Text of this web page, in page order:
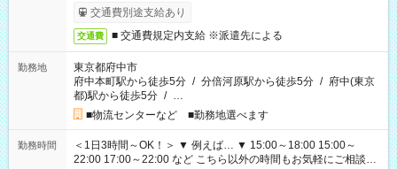
交通費別途支給あり
交通費 ■ 交通費規定内支給 ※派遣先による
勤務地
東京都府中市
府中本町駅から徒歩5分 / 分倍河原駅から徒歩5分 / 府中(東京
都)駅から徒歩5分 / …
■物流センターなど ■勤務地選べます
勤務時間
＜1日3時間～OK！＞ ▼ 例えば… ▼ 15:00～18:00 15:00～
22:00 17:00～22:00 など こちら以外の時間もお気軽にご相談く